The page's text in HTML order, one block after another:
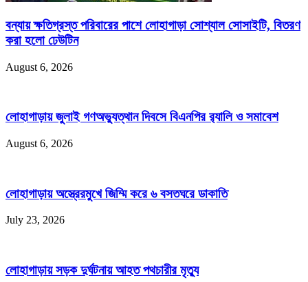
বন্যায় ক্ষতিগ্রস্ত পরিবারের পাশে লোহাগাড়া সোশ্যাল সোসাইটি, বিতরণ
করা হলো ঢেউটিন
August 6, 2026
লোহাগাড়ায় জুলাই গণঅভ্যুত্থান দিবসে বিএনপির র‌্যালি ও সমাবেশ
August 6, 2026
লোহাগাড়ায় অস্ত্রেরমুখে জিম্মি করে ৬ বসতঘরে ডাকাতি
July 23, 2026
লোহাগাড়ায় সড়ক দুর্ঘটনায় আহত পথচারীর মৃত্যু